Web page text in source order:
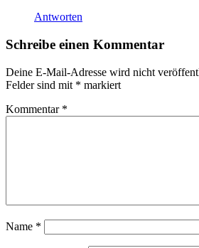
Antworten
Schreibe einen Kommentar
Deine E-Mail-Adresse wird nicht
Felder sind mit * markiert
Kommentar *
Name *